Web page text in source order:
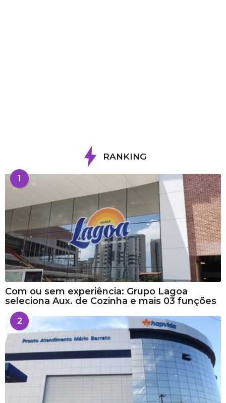
RANKING
1
Com ou sem experiência: Grupo Lagoa
seleciona Aux. de Cozinha e mais 03 funções
2